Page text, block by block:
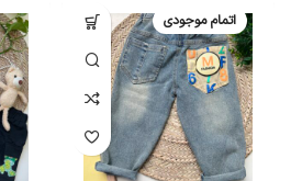
اتمام موجودی